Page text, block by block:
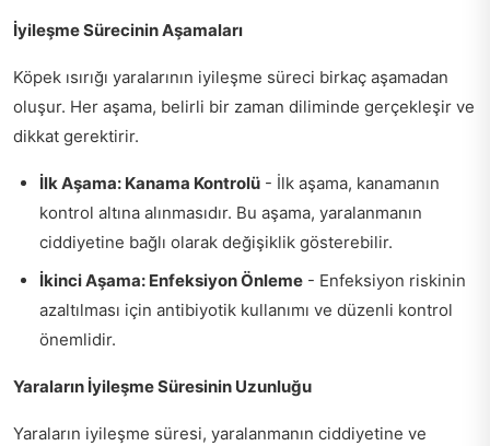
İyileşme Sürecinin Aşamaları
Köpek ısırığı yaralarının iyileşme süreci birkaç aşamadan
oluşur. Her aşama, belirli bir zaman diliminde gerçekleşir ve
dikkat gerektirir.
İlk Aşama: Kanama Kontrolü - İlk aşama, kanamanın
kontrol altına alınmasıdır. Bu aşama, yaralanmanın
ciddiyetine bağlı olarak değişiklik gösterebilir.
İkinci Aşama: Enfeksiyon Önleme - Enfeksiyon riskinin
azaltılması için antibiyotik kullanımı ve düzenli kontrol
önemlidir.
Yaraların İyileşme Süresinin Uzunluğu
Yaraların iyileşme süresi, yaralanmanın ciddiyetine ve